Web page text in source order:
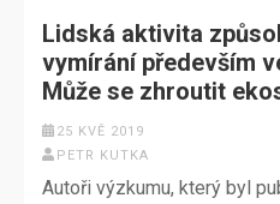
Lidská aktivita
vymírání především
Může se zhroutit
25 KVĚ 2019
PETR KUTKA
Autoři výzkumu, který byl